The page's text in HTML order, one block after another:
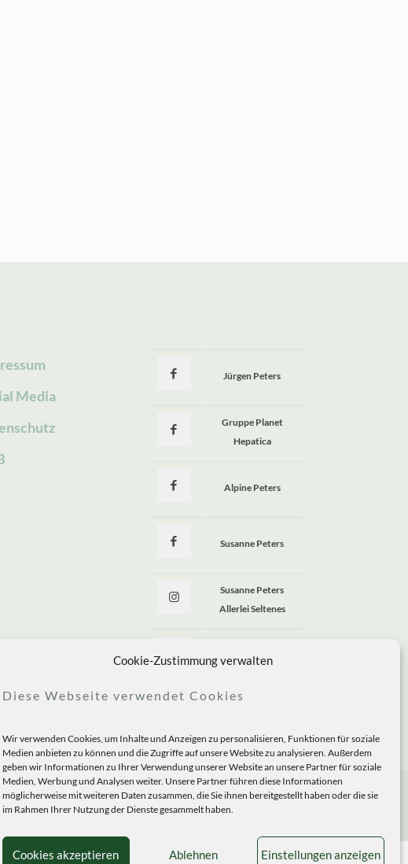
Cookie-Zustimmung verwalten
Diese Webseite verwendet Cookies
Wir verwenden Cookies, um Inhalte und Anzeigen zu personalisieren, Funktionen für soziale
Medien anbieten zu können und die Zugriffe auf unsere Website zu analysieren. Außerdem
geben wir Informationen zu Ihrer Verwendung unserer Website an unsere Partner für soziale
Medien, Werbung und Analysen weiter. Unsere Partner führen diese Informationen
möglicherweise mit weiteren Daten zusammen, die Sie ihnen bereitgestellt haben oder die sie
im Rahmen Ihrer Nutzung der Dienste gesammelt haben.
Cookies akzeptieren Ablehnen Einstellungen anzeigen
Media
Jürgen Peters
Gruppe Planet
Hepatica
Alpine Peters
Susanne Peters
Susanne Peters
Allerlei Seltenes
Allerlei Seltenes